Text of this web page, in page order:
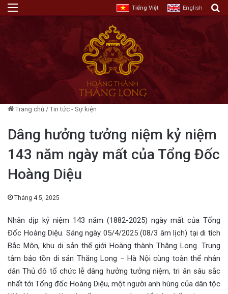
Tiếng Việt English
Trang chủ / Tin tức - Sự kiện
Dâng hưởng tưởng niệm kỷ niệm
143 năm ngày mất của Tổng Đốc
Hoàng Diệu
Tháng 4 5, 2025
Nhân dịp kỷ niệm 143 năm (1882-2025) ngày mất của Tổng
Đốc Hoàng Diệu. Sáng ngày 05/4/2025 (08/3 âm lịch) tại di tích
Bắc Môn, khu di sản thế giới Hoàng thành Thăng Long. Trung
tâm bảo tồn di sản Thăng Long – Hà Nội cùng toàn thể nhân
dân Thủ đô tổ chức lễ dâng hưởng tưởng niệm, tri ân sâu sắc
nhất tới Tổng đốc Hoàng Diệu, một người anh hùng của dân tộc